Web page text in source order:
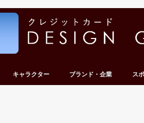
キャラクター ブランド・企業 ス